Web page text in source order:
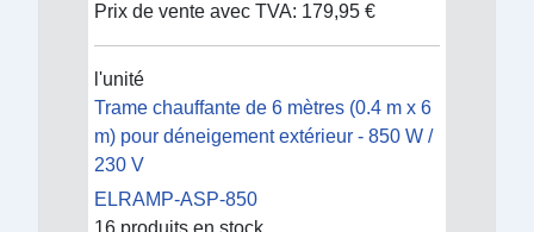
Prix de vente avec TVA: 179,95 €
l'unité
Trame chauffante de 6 mètres (0.4 m x 6
m) pour déneigement extérieur - 850 W /
230 V
ELRAMP-ASP-850